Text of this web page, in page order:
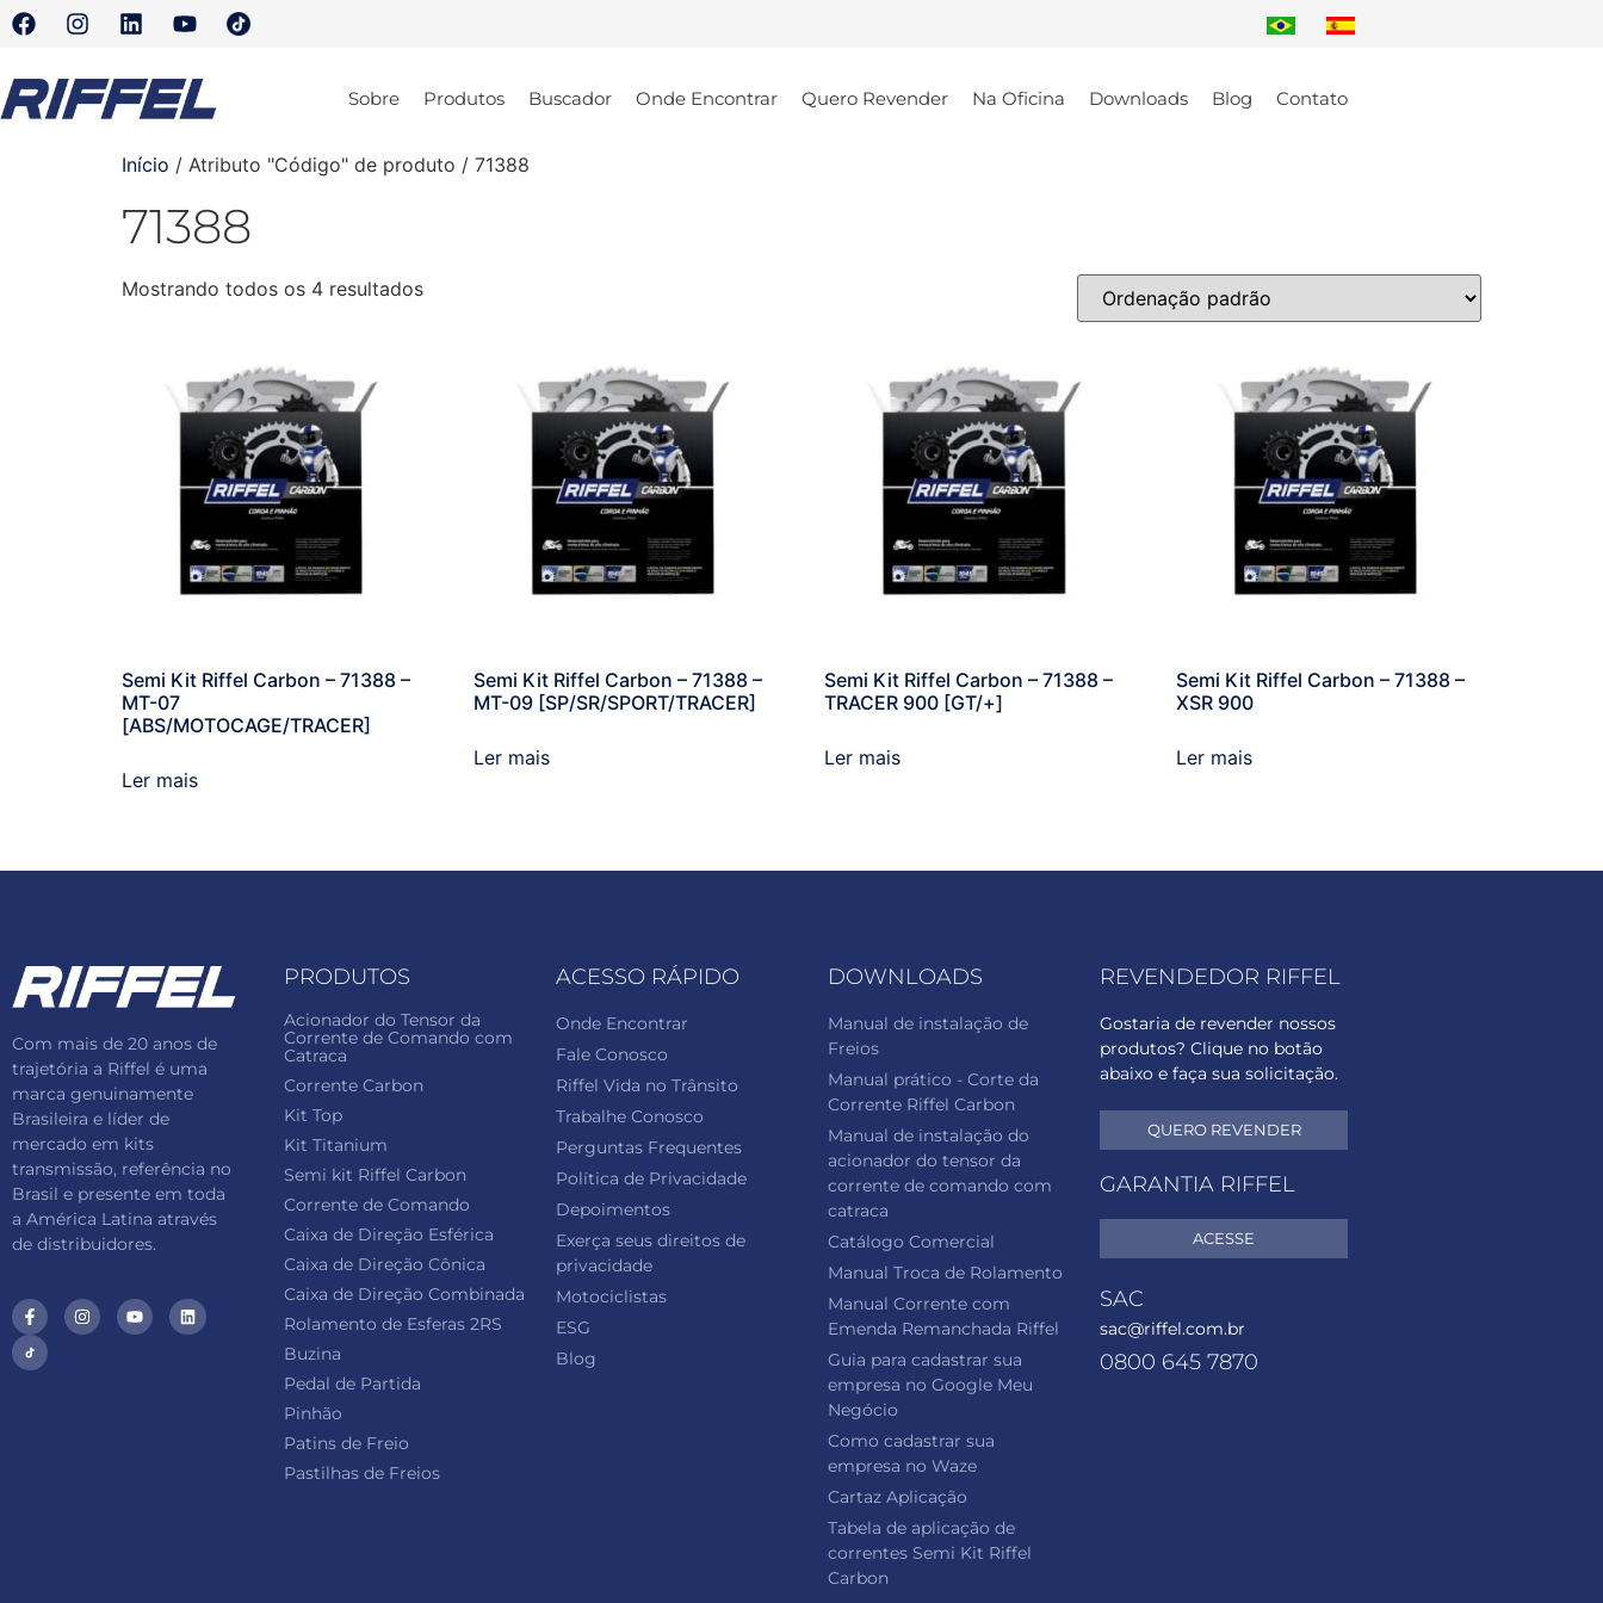
Sobre Produtos Buscador Onde Encontrar Quero Revender Na Oficina Downloads Blog Contato
Início / Atributo "Código" de produto / 71388
71388
Mostrando todos os 4 resultados
Semi Kit Riffel Carbon – 71388 –
MT-07
[ABS/MOTOCAGE/TRACER]
Ler mais
Semi Kit Riffel Carbon – 71388 –
MT-09 [SP/SR/SPORT/TRACER]
Ler mais
Semi Kit Riffel Carbon – 71388 –
TRACER 900 [GT/+]
Ler mais
Semi Kit Riffel Carbon – 71388 –
XSR 900
Ler mais
Com mais de 20 anos de
trajetória a Riffel é uma
marca genuinamente
Brasileira e líder de
mercado em kits
transmissão, referência no
Brasil e presente em toda
a América Latina através
de distribuidores.
PRODUTOS
Acionador do Tensor da
Corrente de Comando com
Catraca
Corrente Carbon
Kit Top
Kit Titanium
Semi kit Riffel Carbon
Corrente de Comando
Caixa de Direção Esférica
Caixa de Direção Cônica
Caixa de Direção Combinada
Rolamento de Esferas 2RS
Buzina
Pedal de Partida
Pinhão
Patins de Freio
Pastilhas de Freios
ACESSO RÁPIDO
Onde Encontrar
Fale Conosco
Riffel Vida no Trânsito
Trabalhe Conosco
Perguntas Frequentes
Política de Privacidade
Depoimentos
Exerça seus direitos de
privacidade
Motociclistas
ESG
Blog
DOWNLOADS
Manual de instalação de
Freios
Manual prático - Corte da
Corrente Riffel Carbon
Manual de instalação do
acionador do tensor da
corrente de comando com
catraca
Catálogo Comercial
Manual Troca de Rolamento
Manual Corrente com
Emenda Remanchada Riffel
Guia para cadastrar sua
empresa no Google Meu
Negócio
Como cadastrar sua
empresa no Waze
Cartaz Aplicação
Tabela de aplicação de
correntes Semi Kit Riffel
Carbon
REVENDEDOR RIFFEL
Gostaria de revender nossos
produtos? Clique no botão
abaixo e faça sua solicitação.
QUERO REVENDER
GARANTIA RIFFEL
ACESSE
SAC
sac@riffel.com.br
0800 645 7870